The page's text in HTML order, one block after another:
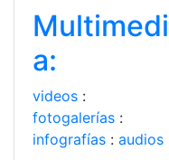
Multimedi
a:
videos :
fotogalerías :
infografías : audios